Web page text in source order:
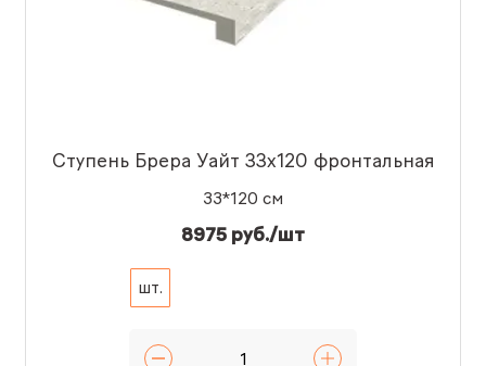
Ступень Брера Уайт 33x120 фронтальная
33*120 см
8975 руб./шт
шт.